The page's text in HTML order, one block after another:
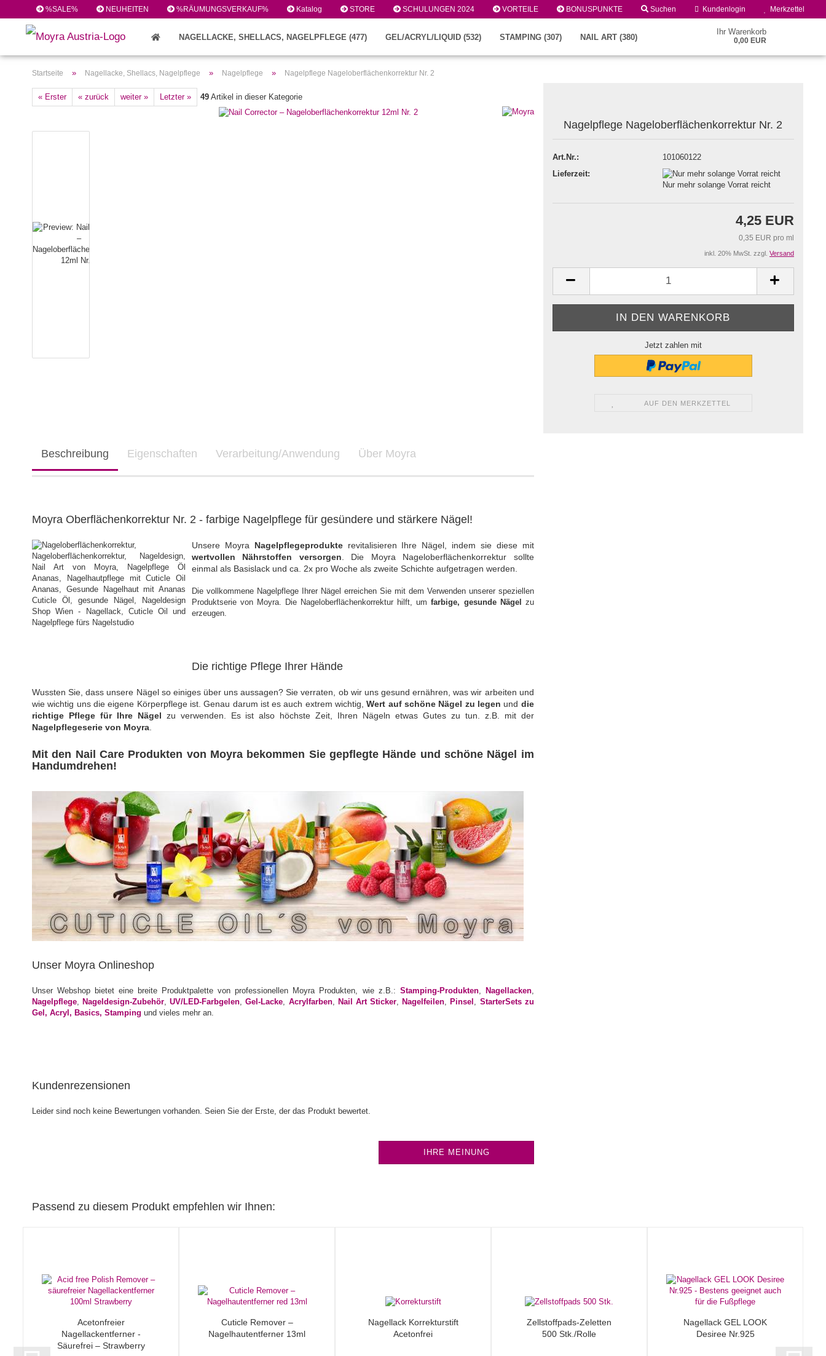
%SALE% NEUHEITEN %RÄUMUNGSVERKAUF% Katalog STORE SCHULUNGEN 2024 VORTEILE BONUSPUNKTE Suchen Kundenlogin
Konto erstellen
Merkzettel
Ihr Warenkorb
0,00 EUR
NAGELLACKE, SHELLACS, NAGELPFLEGE (477) GEL/ACRYL/LIQUID (532) STAMPING (307) NAIL ART (380)
Startseite » Nagellacke, Shellacs, Nagelpflege » Nagelpflege » Nagelpflege Nageloberflächenkorrektur Nr. 2
« Erster « zurück weiter » Letzter » 49 Artikel in dieser Kategorie
Nagelpflege Nageloberflächenkorrektur Nr. 2
Art.Nr.:
101060122
Lieferzeit:
Nur mehr solange Vorrat reicht
4,25 EUR
0,35 EUR pro ml
inkl. 20% MwSt. zzgl. Versand
Jetzt zahlen mit
AUF DEN MERKZETTEL
Beschreibung Eigenschaften Verarbeitung/Anwendung Über Moyra
Moyra Oberflächenkorrektur Nr. 2 - farbige Nagelpflege für gesündere und stärkere Nägel!
Unsere Moyra Nagelpflegeprodukte revitalisieren Ihre Nägel, indem sie diese mit
wertvollen Nährstoffen versorgen
Die Moyra Nageloberflächenkorrektur sollte
einmal als Basislack und ca. 2x pro Woche als zweite Schichte aufgetragen werden.
Die vollkommene Nagelpflege Ihrer Nägel erreichen Sie mit dem Verwenden unserer speziellen
Produktserie von Moyra. Die Nageloberflächenkorrektur hilft, umfarbige, gesunde Nägel zu
erzeugen.
Die richtige Pflege Ihrer Hände
Wussten Sie, dass unsere Nägel so einiges über uns aussagen? Sie verraten, ob wir uns gesund ernähren, was wir arbeiten und
wie wichtig uns die eigene Körperpflege ist. Genau darum ist es auch extrem wichtig,Wert auf schöne Nägel zu legen und die
richtige Pflege für Ihre Nägel zu verwenden. Es ist also höchste Zeit, Ihren Nägeln etwas Gutes zu tun. z.B. mit der
Nagelpflegeserie von Moyra
Mit den Nail Care Produkten von Moyra bekommen Sie gepflegte Hände und schöne Nägel im
Handumdrehen!
Unser Moyra Onlineshop
Unser Webshop bietet eine breite Produktpalette von professionellen Moyra Produkten, wie z.B.: Stamping-Produkten, Nagellacken,
Nagelpflege, Nageldesign-Zubehör,UV/LED-Farbgelen,Gel-Lacke, Acrylfarben, Nail Art Sticker, Nagelfeilen, Pinsel , StarterSets zu
Gel, Acryl, Basics, Stamping und vieles mehr an.
Kundenrezensionen
Leider sind noch keine Bewertungen vorhanden. Seien Sie der Erste, der das Produkt bewertet.
IHRE MEINUNG
Passend zu diesem Produkt empfehlen wir Ihnen:
Acetonfreier
Nagellackentferner -
Säurefrei – Strawberry
Cuticle Remover –
Nagelhautentferner 13ml
Nagellack Korrekturstift
Acetonfrei
Zellstoffpads-Zeletten
500 Stk./Rolle
Nagellack GEL LOOK
Desiree Nr.925